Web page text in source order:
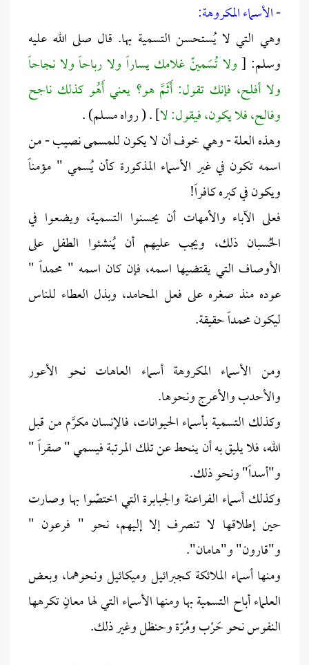
- الأسماء المكروهة:
وهي التي لا يُستحسن التسمية بها. قال صلى الله عليه
وسلم: [ولا تُسَمينّ غلامك يساراً ولا رباحاً ولا نجاحاً
ولا أفلح، فإنك تقول: أَثَمَّ هو؟ يعني أَهُو كذلك ناجح
وفالح، فلا يكون، فيقول: لا] . ( رواه مسلم) .
وهذه العلة - وهي خوف أن لا يكون للمسمى نصيب - من
اسمه تكون في غير الأسماء المذكورة كأن يُسمي " مؤمناً
ويكون في كبره كافراً!
فعلى الآباء والأمهات أن يحسنوا التسمية، ويضعوا في
الحُسبان ذلك، ويجب عليهم أن يُنشئوا الطفل على
الأوصاف التي يقتضيها اسمه، فإن كان اسمه " محمداً "
عوده منذ صغره على فعل المحامد، وبذل العطاء للناس
ليكون محمداً حقيقة.
ومن الأسماء المكروهة أسماء العاهات نحو الأعور
والأحدب والأعرج ونحوها.
وكذلك التسمية بأسماء الحيوانات، فالإنسان مكرَّم من قبل
الله، فلا يليق به أن ينحط عن تلك المرتبة فيسمي " صقراً "
و"أسداً" ونحو ذلك.
وكذلك أسماء الفراعنة والجبابرة التي اختصّوا بها وصارت
حين إطلاقها لا تنصرف إلا إليهم، نحو " فرعون "
و"قارون" و"هامان".
ومنها أسماء الملائكة كجبرائيل وميكائيل ونحوهما، وبعض
العلماء أباح التسمية بها ومنها الأسماء التي لها معانٍ تكرهها
النفوس نحو حَرْب ومُرّة وحنظل وغير ذلك.